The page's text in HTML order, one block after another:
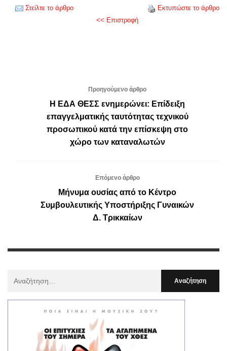
Στείλτε το άρθρο
Εκτυπώστε το άρθρο
<< Επιστροφή
Προηγούμενο άρθρο
Η ΕΔΑ ΘΕΣΣ ενημερώνει: Επίδειξη
επαγγελματικής ταυτότητας τεχνικού
προσωπικού κατά την επίσκεψη στο
χώρο των καταναλωτών
Επόμενο άρθρο
Μήνυμα ουσίας από το Κέντρο
Συμβουλευτικής Υποστήριξης Γυναικών
Δ. Τρικκαίων
: